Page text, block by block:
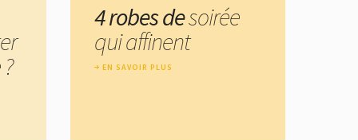
4 robes desoirée
qui affinent
EN SAVOIR PLUS